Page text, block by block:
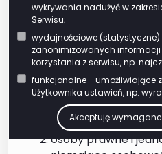
wykrywania nadużyć w
Serwisu;
wydajnościowe
zanonimizowanych
korzystania z serwisu, np.
funkcjonalne - umożliwiające
Użytkownika ustawień, np.
Akceptuję wymagane
Podatek płacą:
osoby fizyczne: w 4
proporcjonalnych
obowiązku
maja, 15 września i
podatkowego,
osoby prawne i